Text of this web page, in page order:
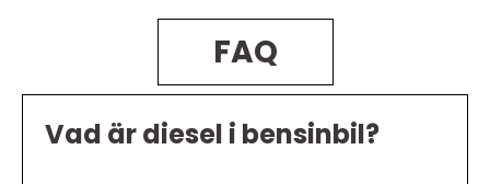
FAQ
Vad är diesel i bensinbil?